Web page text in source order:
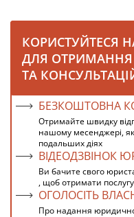
КОРИСТУЙТЕСЯ
ДЛЯ
ТА
БЕЗКОШТОВНА
Отримайте швидку
нашому месенджері,
подальших діях
ВІДЕОДЗВІНОК
Ви бачите свого
, щоб отримати
ОГОЛОСІТЬ
Про надання